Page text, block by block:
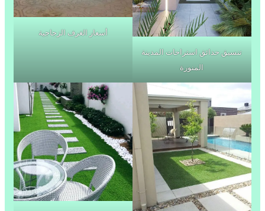
تنسيق حدائق استراحات المدينة
المنورة
أسعار الغرف الزجاجية